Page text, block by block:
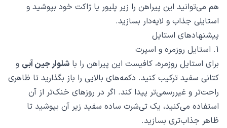
هم می‌توانید این پیراهن را زیر پلیور یا ژاکت خود بپوشید و
استایلی جذاب و لایه‌دار بسازید.
پیشنهادهای استایل
1. استایل روزمره و اسپرت
برای استایل روزمره، کافیست این پیراهن را با شلوار جین آبی و
کتانی سفید ترکیب کنید. دکمه‌های بالایی را باز بگذارید تا ظاهری
راحت‌تر و غیررسمی‌تر پیدا کند. اگر در روزهای خنک‌تر از آن
استفاده می‌کنید، یک تی‌شرت ساده سفید زیر آن بپوشید تا
ظاهر جذاب‌تری بسازید.